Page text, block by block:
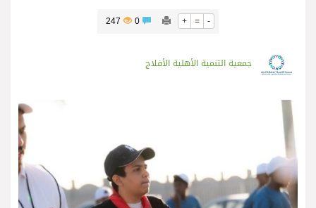
+ = -
247
جمعية التنمية الأهلية الأفلاج